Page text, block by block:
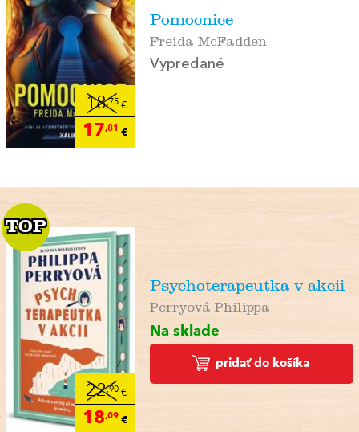
18,75€
17,81 €
Pomocnice
Freida McFadden
Vypredané
22,90€
18,09€
TOP
TOP
Psychoterapeutka v akcii
Perryová Philippa
Na sklade
pridať do košíka